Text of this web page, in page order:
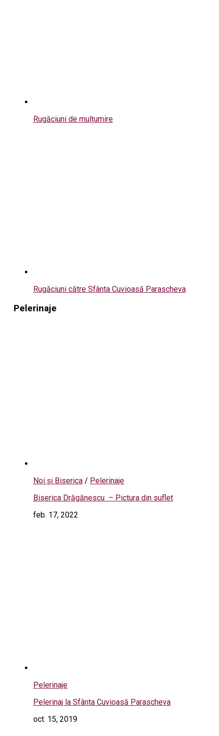
Rugăciuni de mulțumire
Rugăciuni către Sfânta Cuvioasă Parascheva
Pelerinaje
Noi și Biserica / Pelerinaje
Biserica Drăgănescu – Pictura din suflet
feb. 17, 2022
Pelerinaje
Pelerinaj la Sfânta Cuvioasă Parascheva
oct. 15, 2019